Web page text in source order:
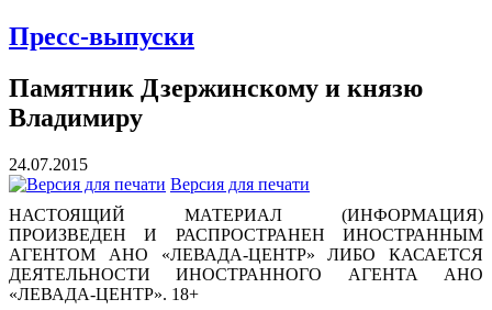
Пресс-выпуски
Памятник Дзержинскому и князю
Владимиру
24.07.2015
Версия для печати
НАСТОЯЩИЙ МАТЕРИАЛ (ИНФОРМАЦИЯ)
ПРОИЗВЕДЕН И РАСПРОСТРАНЕН ИНОСТРАННЫМ
АГЕНТОМ АНО «ЛЕВАДА-ЦЕНТР» ЛИБО КАСАЕТСЯ
ДЕЯТЕЛЬНОСТИ ИНОСТРАННОГО АГЕНТА АНО
«ЛЕВАДА-ЦЕНТР». 18+